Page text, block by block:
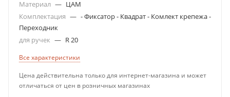
Материал — ЦАМ
Комплектация — - Фиксатор - Квадрат - Комлект крепежа -
Переходник
для ручек — R 20
Все характеристики
Цена действительна только для интернет-магазина и может
отличаться от цен в розничных магазинах